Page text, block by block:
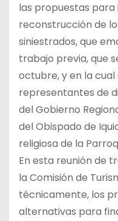
las propuestas
reconstrucción de
siniestrados, que
trabajo previa, que
octubre, y en la
representantes de
del Gobierno
del Obispado de
religiosa de la
En esta reunión de
la Comisión de
técnicamente, los
alternativas para